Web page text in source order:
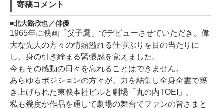
寄稿コメント
北大路欣也／俳優
1965年に映画「父子鷹」でデビューさせていただき、偉
大な先人の方々の情熱溢れる仕事ぶりを目の当たりに
し、身の引き締まる緊張感を覚えました。
今もその感動の日々を忘れることはできません。
あらゆるポジションの方々が、力を結集し全身全霊で築
き上げられた東映本社ビルと劇場「丸の内TOEI」。
私も幾度か作品を通して劇場の舞台でファンの皆さまと